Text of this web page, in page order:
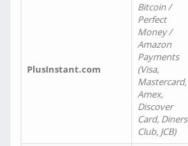
PlusInstant.com
Bitcoin /
Perfect
Money /
Amazon
Payments
(Visa,
Mastercard,
Amex,
Discover
Card, Diners
Club, JCB)